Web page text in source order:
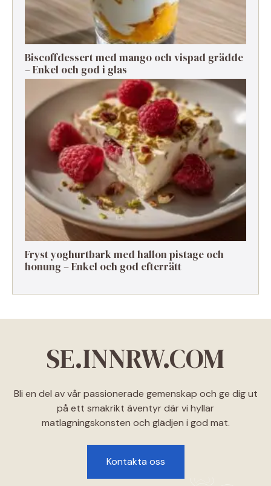
Biscoffdessert med mango och vispad grädde
– Enkel och god i glas
Fryst yoghurtbark med hallon pistage och
honung – Enkel och god efterrätt
SE.INNRW.COM
Bli en del av vår passionerade gemenskap och ge dig ut
på ett smakrikt äventyr där vi hyllar
matlagningskonsten och glädjen i god mat.
Kontakta oss